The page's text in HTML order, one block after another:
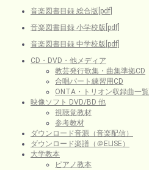
音楽図書目録 総合版[pdf]
音楽図書目録 小学校版[pdf]
音楽図書目録 中学校版[pdf]
CD・DVD・他メディア
教芸発行歌集・曲集準拠CD
合唱パート練習用CD
ONTA・トリオン収録曲一覧
映像ソフト DVD/BD 他
視聴覚教材
参考教材
ダウンロード音源（音楽配信）
ダウンロード楽譜（＠ELISE）
大学教本
ピアノ教本